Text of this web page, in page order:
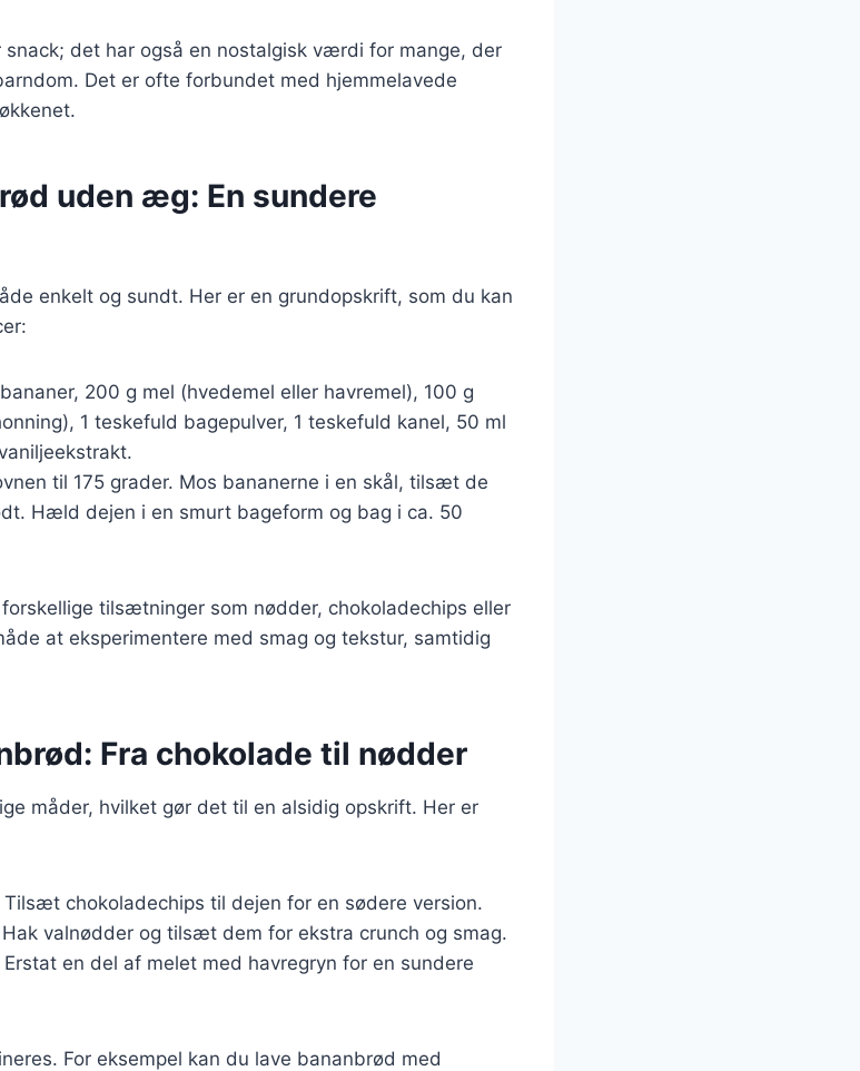
det har også en nostalgisk værdi for mange, der
Det er ofte forbundet med hjemmelavede
uden æg: En sundere
enkelt og sundt. Her er en grundopskrift, som du kan
200 g mel (hvedemel eller havremel), 100 g
1 teskefuld bagepulver, 1 teskefuld kanel, 50 ml
til 175 grader. Mos bananerne i en skål, tilsæt de
Hæld dejen i en smurt bageform og bag i ca. 50
tilsætninger som nødder, chokoladechips eller
at eksperimentere med smag og tekstur, samtidig
Fra chokolade til nødder
måder, hvilket gør det til en alsidig opskrift. Her er
Tilsæt chokoladechips til dejen for en sødere version.
Hak valnødder og tilsæt dem for ekstra crunch og smag.
Erstat en del af melet med havregryn for en sundere
For eksempel kan du lave bananbrød med